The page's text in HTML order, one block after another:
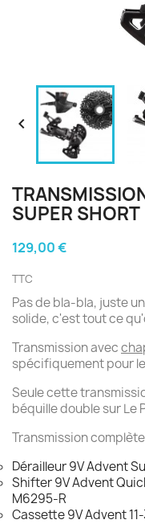

SUPER SHORT
129,00 €
TTC
Pas de bla-bla, juste
solide, c'est tout ce
Transmission avec
spécifiquement pour
Seule cette
béquille double sur Le
Transmission
Dérailleur 9V Advent
Shifter 9V Advent
M6295-R
Cassette 9V Advent